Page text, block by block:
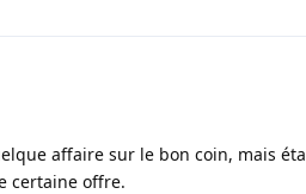
affaire sur le bon coin, mais
certaine offre.